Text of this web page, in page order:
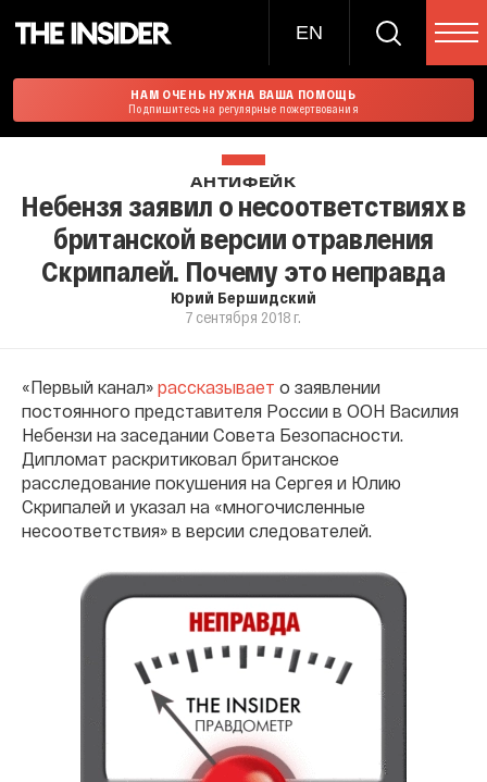
EN
НАМ ОЧЕНЬ НУЖНА ВАША ПОМОЩЬ
Подпишитесь на регулярные пожертвования
АНТИФЕЙК
Небензя заявил о несоответствиях в
британской версии отравления
Скрипалей. Почему это неправда
Юрий Бершидский
7 сентября 2018 г.
«Первый канал» рассказывает о заявлении
постоянного представителя России в ООН Василия
Небензи на заседании Совета Безопасности.
Дипломат раскритиковал британское
расследование покушения на Сергея и Юлию
Скрипалей и указал на «многочисленные
несоответствия» в версии следователей.